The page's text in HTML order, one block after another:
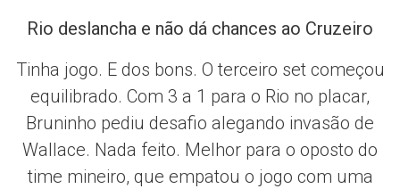
Rio deslancha e não dá chances ao Cruzeiro
Tinha jogo. E dos bons. O terceiro set começou
equilibrado. Com 3 a 1 para o Rio no placar,
Bruninho pediu desafio alegando invasão de
Wallace. Nada feito. Melhor para o oposto do
time mineiro, que empatou o jogo com uma